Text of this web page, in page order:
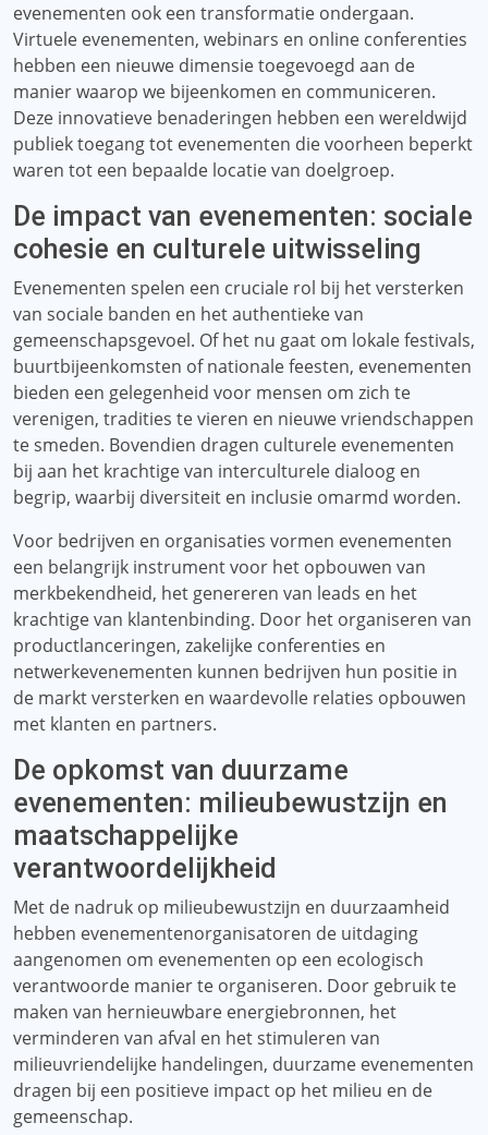
evenementen ook een transformatie ondergaan.
Virtuele evenementen, webinars en online conferenties
hebben een nieuwe dimensie toegevoegd aan de
manier waarop we bijeenkomen en communiceren.
Deze innovatieve benaderingen hebben een wereldwijd
publiek toegang tot evenementen die voorheen beperkt
waren tot een bepaalde locatie van doelgroep.
De impact van evenementen: sociale
cohesie en culturele uitwisseling
Evenementen spelen een cruciale rol bij het versterken
van sociale banden en het authentieke van
gemeenschapsgevoel. Of het nu gaat om lokale festivals,
buurtbijeenkomsten of nationale feesten, evenementen
bieden een gelegenheid voor mensen om zich te
verenigen, tradities te vieren en nieuwe vriendschappen
te smeden. Bovendien dragen culturele evenementen
bij aan het krachtige van interculturele dialoog en
begrip, waarbij diversiteit en inclusie omarmd worden.
Voor bedrijven en organisaties vormen evenementen
een belangrijk instrument voor het opbouwen van
merkbekendheid, het genereren van leads en het
krachtige van klantenbinding. Door het organiseren van
productlanceringen, zakelijke conferenties en
netwerkevenementen kunnen bedrijven hun positie in
de markt versterken en waardevolle relaties opbouwen
met klanten en partners.
De opkomst van duurzame
evenementen: milieubewustzijn en
maatschappelijke
verantwoordelijkheid
Met de nadruk op milieubewustzijn en duurzaamheid
hebben evenementenorganisatoren de uitdaging
aangenomen om evenementen op een ecologisch
verantwoorde manier te organiseren. Door gebruik te
maken van hernieuwbare energiebronnen, het
verminderen van afval en het stimuleren van
milieuvriendelijke handelingen, duurzame evenementen
dragen bij een positieve impact op het milieu en de
gemeenschap.